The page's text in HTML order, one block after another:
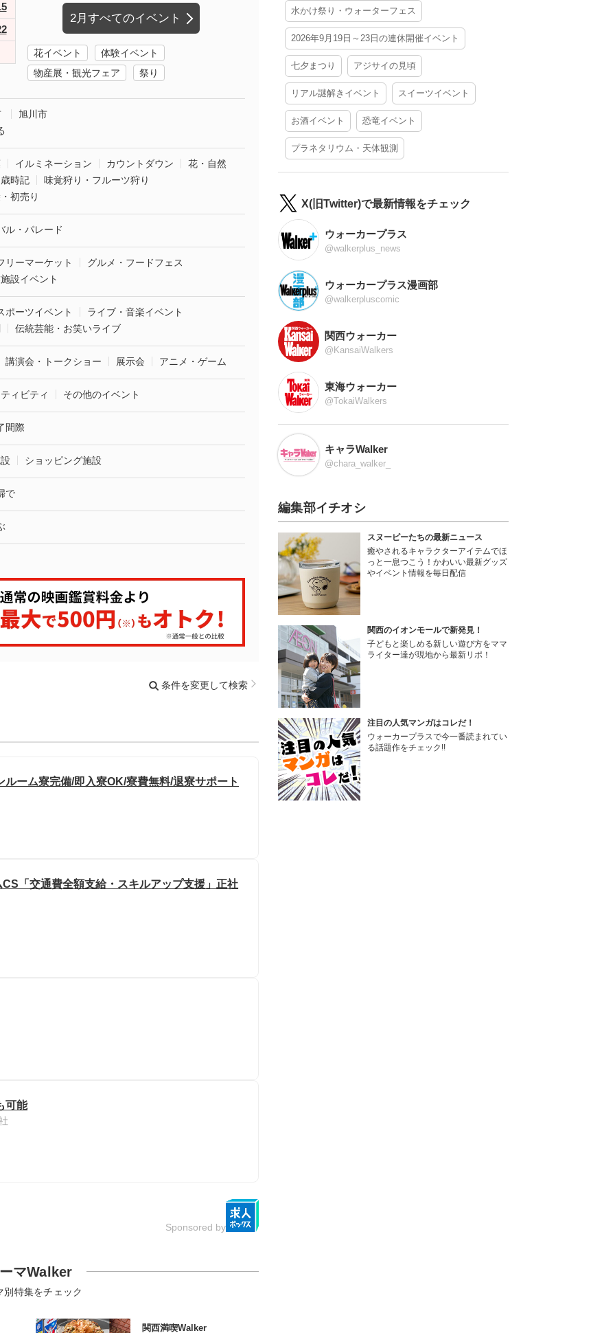
2月すべてのイベント
花イベント
体験イベント
物産展・観光フェア
祭り
旭川市
イルミネーション カウントダウン
花・自然
時記
味覚狩り・フルーツ狩り
初売り
ル・パレード
リーマーケット
グルメ・フードフェス
設イベント
ポーツイベント
ライブ・音楽イベント
伝統芸能・お笑いライブ
講演会・トークショー 展示会 アニメ・ゲーム
ィビティ その他のイベント
間際
ショッピング施設
で
条件を変更して検索
ーム寮完備/即入寮OK/寮費無料/退寮サポート
「交通費全額支給・スキルアップ支援」正社
可能
Sponsored by
マWalker
別特集をチェック
関西満喫Walker
水かけ祭り・ウォーターフェス
2026年9月19日～23日の連休開催イベント
七夕まつり アジサイの見頃
リアル謎解きイベント スイーツイベント
お酒イベント 恐竜イベント
プラネタリウム・天体観測
X(旧Twitter)で最新情報をチェック
ウォーカープラス
@walkerplus_news
ウォーカープラス漫画部
@walkerpluscomic
関西ウォーカー
@KansaiWalkers
東海ウォーカー
@TokaiWalkers
キャラWalker
@chara_walker_
編集部イチオシ
スヌーピーたちの最新ニュース
癒やされるキャラクターアイテムでほ
っと一息つこう！かわいい最新グッズ
やイベント情報を毎日配信
関西のイオンモールで新発見！
子どもと楽しめる新しい遊び方をママ
ライター達が現地から最新リポ！
注目の人気マンガはコレだ！
ウォーカープラスで今一番読まれてい
る話題作をチェック!!